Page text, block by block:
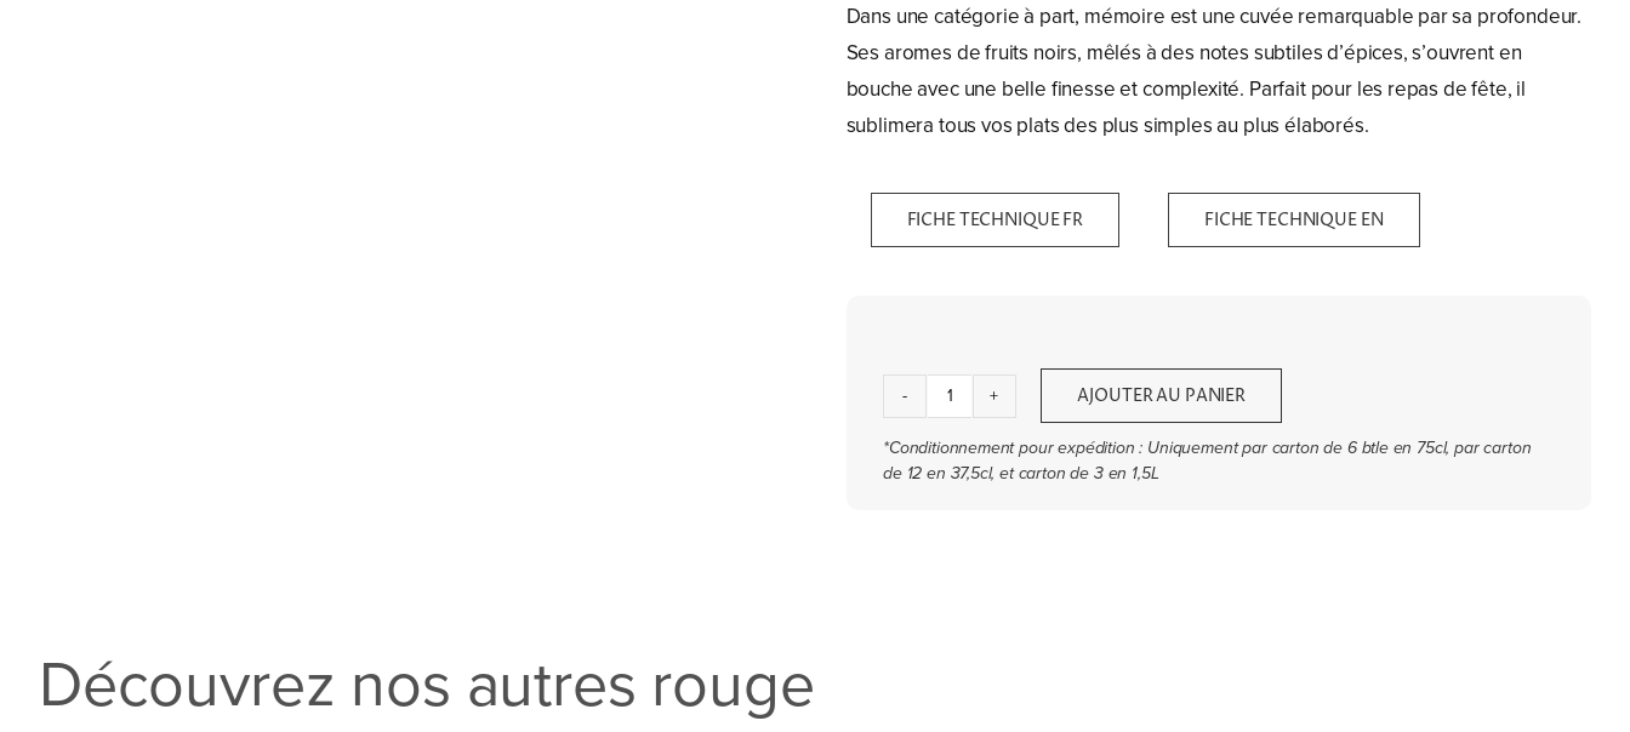
Dans une catégorie à part, mémoire est une cuvée remarquable par sa profondeur.
Ses aromes de fruits noirs, mêlés à des notes subtiles d’épices, s’ouvrent en
bouche avec une belle finesse et complexité. Parfait pour les repas de fête, il
sublimera tous vos plats des plus simples au plus élaborés.
FICHE TECHNIQUE FR FICHE TECHNIQUE EN
quantité
de
Mémoire
AJOUTER AU PANIER
rouge